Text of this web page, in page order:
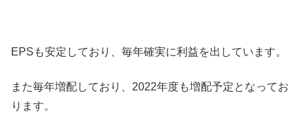
EPSも安定しており、毎年確実に利益を出しています。
また毎年増配しており、2022年度も増配予定となってお
ります。